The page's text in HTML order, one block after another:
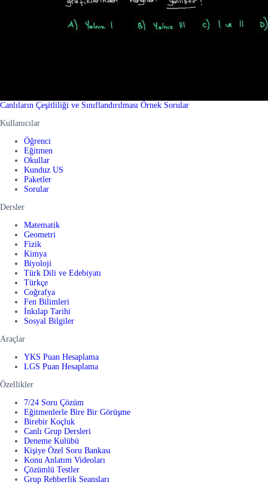
Canlıların Çeşitliliği ve Sınıflandırılması Örnek Sorular
Kullanıcılar
Öğrenci
Eğitmen
Okullar
Kunduz US
Paketler
Sorular
Dersler
Matematik
Geometri
Fizik
Kimya
Biyoloji
Türk Dili ve Edebiyatı
Türkçe
Coğrafya
Fen Bilimleri
İnkılap Tarihi
Sosyal Bilgiler
Araçlar
YKS Puan Hesaplama
LGS Puan Hesaplama
Özellikler
7/24 Soru Çözüm
Eğitmenlerle Bire Bir Görüşme
Birebir Koçluk
Canlı Grup Dersleri
Deneme Kulübü
Kişiye Özel Soru Bankası
Konu Anlatım Videoları
Çözümlü Testler
Grup Rehberlik Seansları